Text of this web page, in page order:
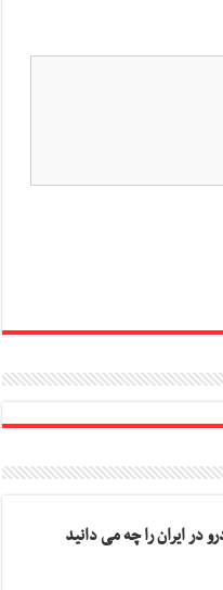
ایران را چه می دانید